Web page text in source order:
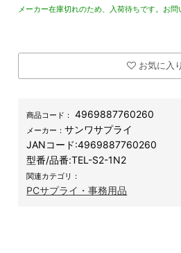
メーカー在庫切れのため、入荷待ちです。お問
お気に入り
商品コード： 4969887760260
メーカー：サンワサプライ
JANコード:4969887760260
型番/品番:TEL-S2-1N2
関連カテゴリ：
PCサプライ・事務用品